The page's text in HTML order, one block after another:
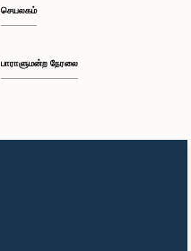
செயலகம்
பாராளுமன்ற நேரலை